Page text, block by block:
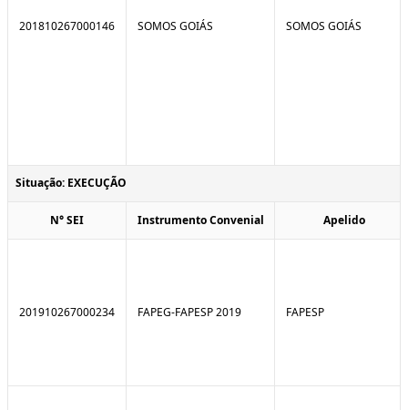
201810267000146 SOMOS GOIÁS SOMOS GOIÁS
Situação: EXECUÇÃO
N° SEI Instrumento Convenial Apelido
201910267000234 FAPEG-FAPESP 2019 FAPESP